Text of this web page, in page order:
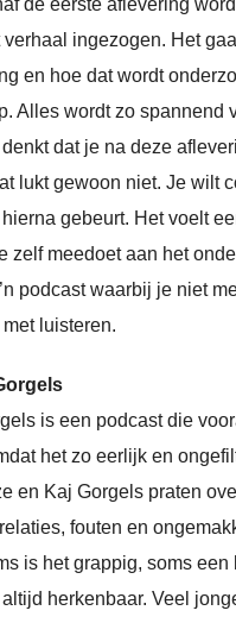
de eerste aflevering
verhaal ingezogen. Het
en hoe dat wordt
Alles wordt zo spannend
dat je na deze
lukt gewoon niet. Je wilt
gebeurt. Het voelt
zelf meedoet aan het
podcast waarbij je niet
luisteren.
is een podcast die
het zo eerlijk en
en Kaj Gorgels praten
fouten en
is het grappig, soms een
herkenbaar. Veel